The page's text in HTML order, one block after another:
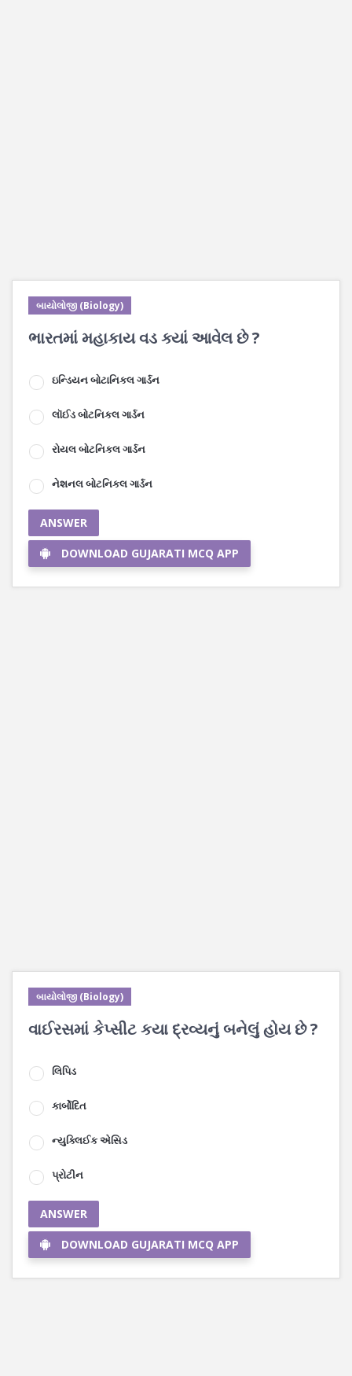
બાયોલોજી (Biology)
ભારતમાં મહાકાય વડ ક્યાં આવેલ છે ?
ઇન્ડિયન બોટાનિકલ ગાર્ડન
લૉઈડ બોટનિકલ ગાર્ડન
રોયલ બોટનિકલ ગાર્ડન
નેશનલ બોટનિકલ ગાર્ડન
ANSWER
DOWNLOAD GUJARATI MCQ APP
બાયોલોજી (Biology)
વાઈરસમાં કેપ્સીટ કયા દ્રવ્યનું બનેલું હોય છે ?
લિપિડ
કાર્બોદિત
ન્યુક્લિઈક એસિડ
પ્રોટીન
ANSWER
DOWNLOAD GUJARATI MCQ APP